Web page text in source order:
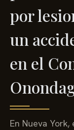
por
un
en el
En Nueva